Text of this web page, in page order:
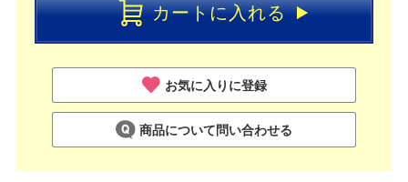
カートに入れる
お気に入りに登録
商品について問い合わせる